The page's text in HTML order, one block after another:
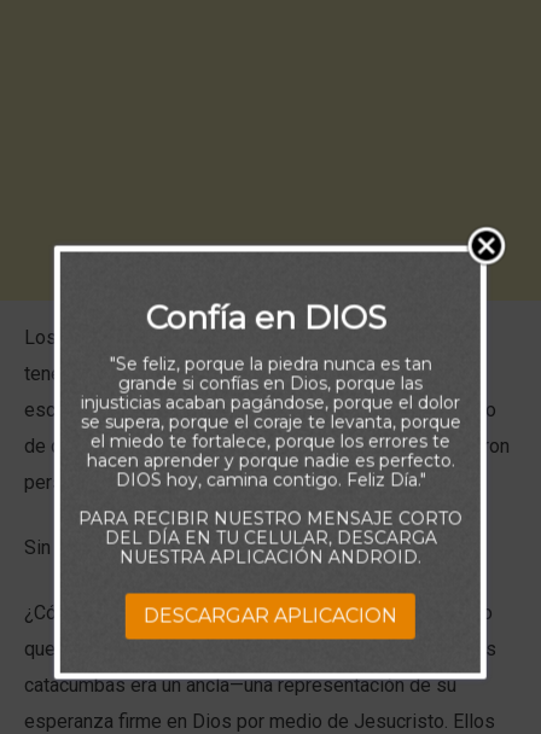
Los primeros cristianos no tenían las ventajas que
tenemos hoy. El Nuevo Testamento aún se estaba
escribiendo, y dependían en gran medida del testimonio
de quienes habían visto a Jesús. Además, muchos fueron
perseguidos severamente por su fe.
Sin embargo, nunca perdieron la esperanza.
¿Cómo lograban mantenerse firmes? Se ha descubierto
que uno de los símbolos más comunes grabados en las
catacumbas era un ancla—una representación de su
esperanza firme en Dios por medio de Jesucristo. Ellos
Confía en DIOS
"Se feliz, porque la piedra nunca es tan
grande si confías en Dios, porque las
injusticias acaban pagándose, porque el dolor
se supera, porque el coraje te levanta, porque
el miedo te fortalece, porque los errores te
hacen aprender y porque nadie es perfecto.
DIOS hoy, camina contigo. Feliz Día."
PARA RECIBIR NUESTRO MENSAJE CORTO
DEL DÍA EN TU CELULAR, DESCARGA
NUESTRA APLICACIÓN ANDROID.
DESCARGAR APLICACION